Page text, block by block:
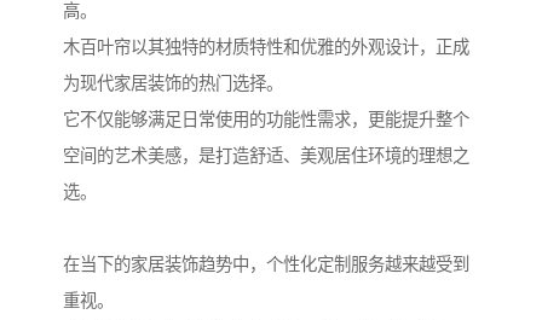
高。
木百叶帘以其独特的材质特性和优雅的外观设计，正成
为现代家居装饰的热门选择。
它不仅能够满足日常使用的功能性需求，更能提升整个
空间的艺术美感，是打造舒适、美观居住环境的理想之
选。
在当下的家居装饰趋势中，个性化定制服务越来越受到
重视。